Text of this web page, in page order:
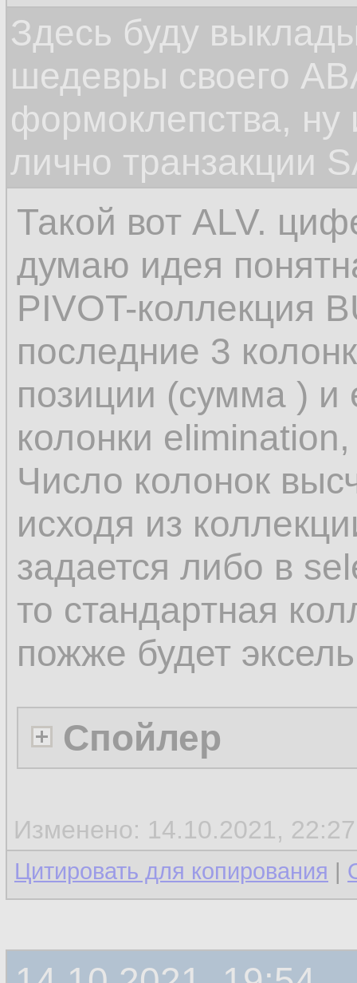
Здесь буду
шедевры своего
формоклепства,
лично транзакции
Такой вот ALV.
думаю идея
PIVOT-коллекция
последние 3
позиции (сумма ) и
колонки
Число колонок
исходя из
задается либо в
то стандартная
пожже будет эксель
Спойлер
Изменено: 14.10.2021,
Цитировать для копирования |